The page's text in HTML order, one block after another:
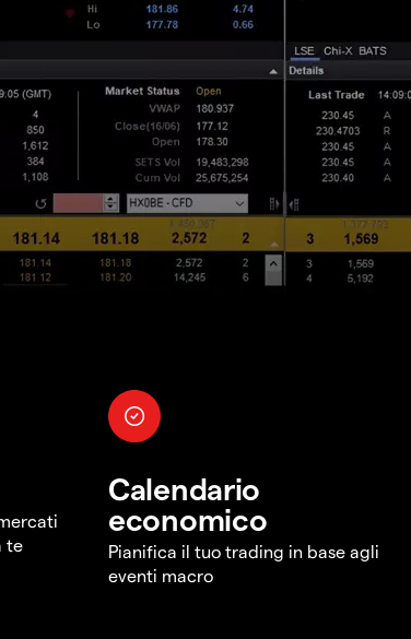
te
Calendario
economico
Pianifica il tuo trading in base agli
eventi macro